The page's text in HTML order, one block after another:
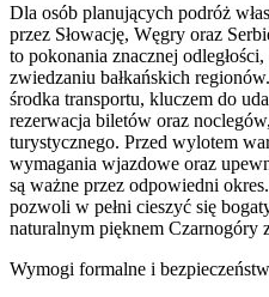
Dla osób planujących podróż
przez Słowację, Węgry oraz
to pokonania znacznej
zwiedzaniu bałkańskich
środka transportu, kluczem do
rezerwacja biletów oraz
turystycznego. Przed wylotem
wymagania wjazdowe oraz
są ważne przez odpowiedni
pozwoli w pełni cieszyć się
naturalnym pięknem Czarnogóry
Wymogi formalne i